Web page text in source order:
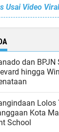
dan BPJN
hingga
Lolos
Kota
School